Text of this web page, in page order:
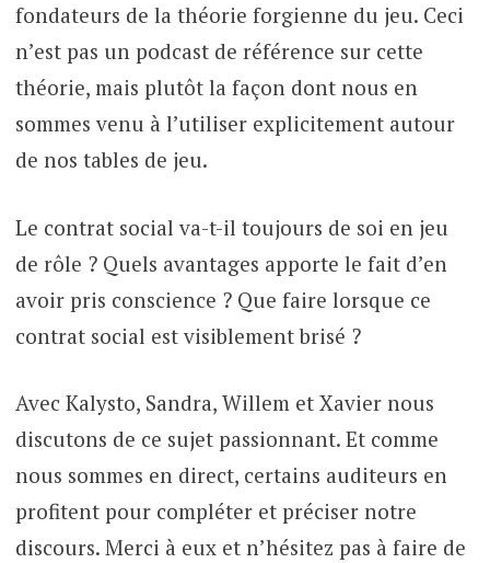
fondateurs de la théorie forgienne du jeu. Ceci
n’est pas un podcast de référence sur cette
théorie, mais plutôt la façon dont nous en
sommes venu à l’utiliser explicitement autour
de nos tables de jeu.
Le contrat social va-t-il toujours de soi en jeu
de rôle ? Quels avantages apporte le fait d’en
avoir pris conscience ? Que faire lorsque ce
contrat social est visiblement brisé ?
Avec Kalysto, Sandra, Willem et Xavier nous
discutons de ce sujet passionnant. Et comme
nous sommes en direct, certains auditeurs en
profitent pour compléter et préciser notre
discours. Merci à eux et n’hésitez pas à faire de